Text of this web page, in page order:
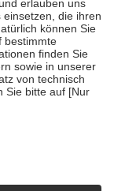
18. Lebensjahr
die von der
Bewertungen